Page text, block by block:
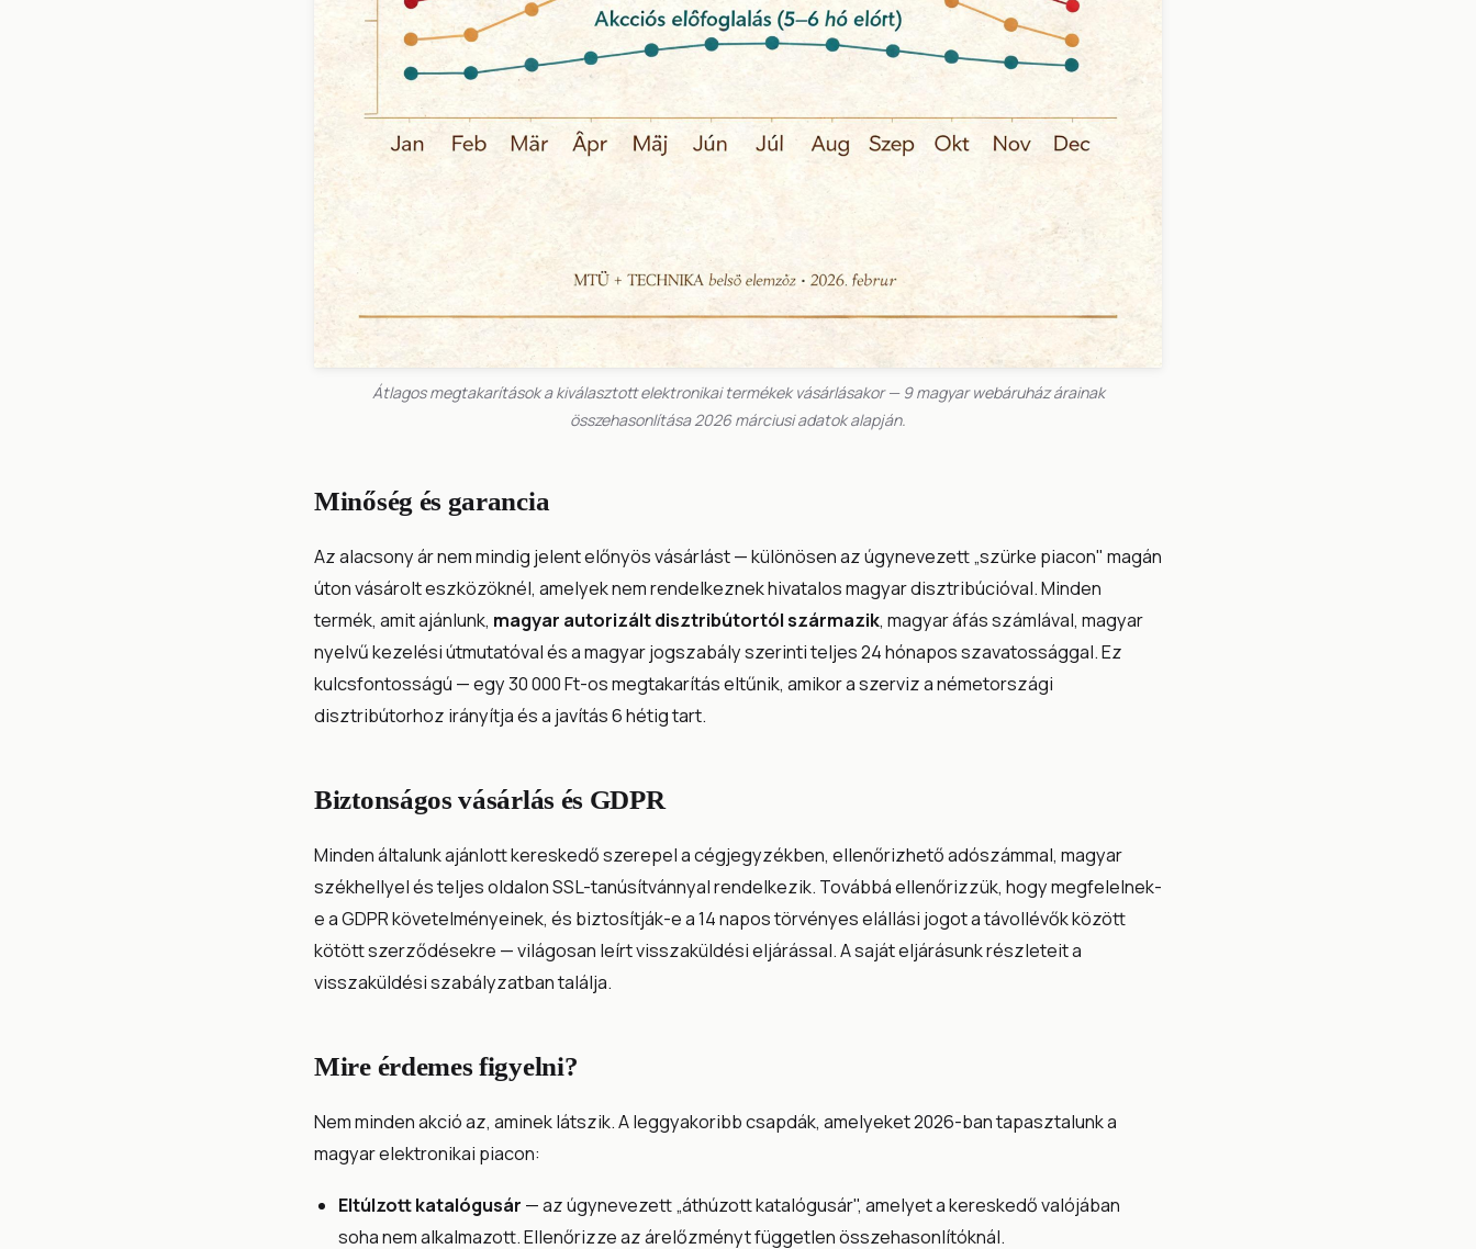
Átlagos megtakarítások a kiválasztott elektronikai termékek vásárlásakor — 9 magyar webáruház árainak
összehasonlítása 2026 márciusi adatok alapján.
Minőség és garancia
Az alacsony ár nem mindig jelent előnyös vásárlást — különösen az úgynevezett „szürke piacon" magán
úton vásárolt eszközöknél, amelyek nem rendelkeznek hivatalos magyar disztribúcióval. Minden
termék, amit ajánlunk, magyar autorizált disztribútortól származik, magyar áfás számlával, magyar
nyelvű kezelési útmutatóval és a magyar jogszabály szerinti teljes 24 hónapos szavatossággal. Ez
kulcsfontosságú — egy 30 000 Ft-os megtakarítás eltűnik, amikor a szerviz a németországi
disztribútorhoz irányítja és a javítás 6 hétig tart.
Biztonságos vásárlás és GDPR
Minden általunk ajánlott kereskedő szerepel a cégjegyzékben, ellenőrizhető adószámmal, magyar
székhellyel és teljes oldalon SSL-tanúsítvánnyal rendelkezik. Továbbá ellenőrizzük, hogy megfelelnek-
e a GDPR követelményeinek, és biztosítják-e a 14 napos törvényes elállási jogot a távollévők között
kötött szerződésekre — világosan leírt visszaküldési eljárással. A saját eljárásunk részleteit a
visszaküldési szabályzatbantalálja.
Mire érdemes figyelni?
Nem minden akció az, aminek látszik. A leggyakoribb csapdák, amelyeket 2026-ban tapasztalunk a
magyar elektronikai piacon:
Eltúlzott katalógusár — az úgynevezett „áthúzott katalógusár", amelyet a kereskedő valójában
soha nem alkalmazott. Ellenőrizze az árelőzményt független összehasonlítóknál.